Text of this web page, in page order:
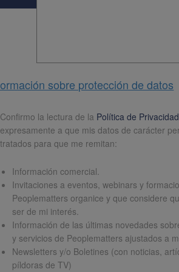
sobre protección de datos
Confirmo la lectura de la Política de Privacidad
expresamente a que mis datos de carácter
tratados para que me remitan:
Información comercial.
Invitaciones a eventos, webinars y
Peoplematters organice y que considere
ser de mi interés.
Información de las últimas novedades
y servicios de Peoplematters ajustados a
Newsletters y/o Boletines (con noticias,
píldoras de TV)